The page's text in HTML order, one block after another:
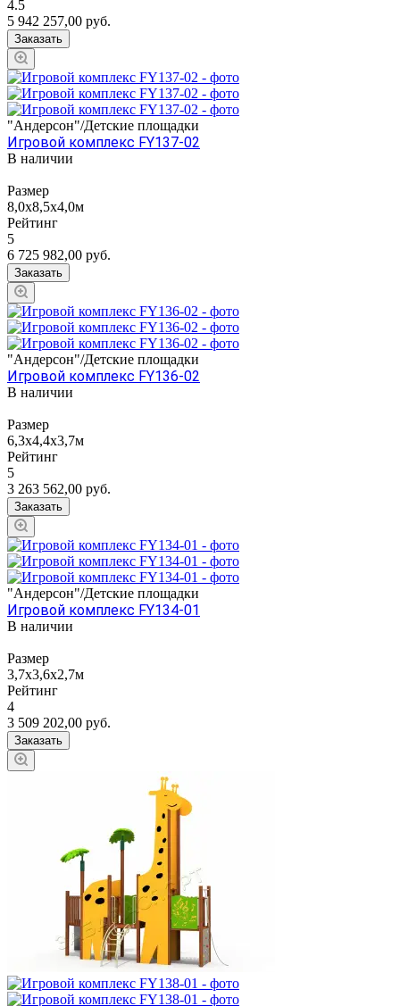
4.5
5 942 257,00 руб.
Заказать
"Андерсон"/Детские площадки
Игровой комплекс FY137-02
В наличии
Размер
8,0х8,5х4,0м
Рейтинг
5
6 725 982,00 руб.
Заказать
"Андерсон"/Детские площадки
Игровой комплекс FY136-02
В наличии
Размер
6,3х4,4х3,7м
Рейтинг
5
3 263 562,00 руб.
Заказать
"Андерсон"/Детские площадки
Игровой комплекс FY134-01
В наличии
Размер
3,7х3,6х2,7м
Рейтинг
4
3 509 202,00 руб.
Заказать